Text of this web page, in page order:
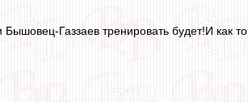
Газзаев тренировать будет!И как